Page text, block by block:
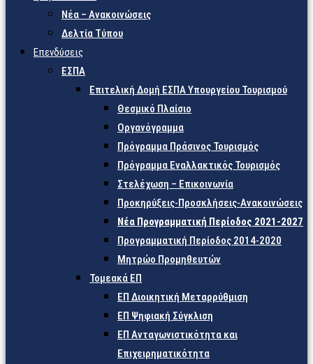
Νέα – Ανακοινώσεις
Δελτία Τύπου
Επενδύσεις
ΕΣΠΑ
Επιτελική Δομή ΕΣΠΑ Υπουργείου Τουρισμού
Θεσμικό Πλαίσιο
Οργανόγραμμα
Πρόγραμμα Πράσινος Τουρισμός
Πρόγραμμα Εναλλακτικός Τουρισμός
Στελέχωση – Επικοινωνία
Προκηρύξεις-Προσκλήσεις-Ανακοινώσεις
Νέα Προγραμματική Περίοδος 2021-2027
Προγραμματική Περίοδος 2014-2020
Μητρώο Προμηθευτών
Τομεακά ΕΠ
ΕΠ Διοικητική Μεταρρύθμιση
ΕΠ Ψηφιακή Σύγκλιση
ΕΠ Ανταγωνιστικότητα και
Επιχειρηματικότητα